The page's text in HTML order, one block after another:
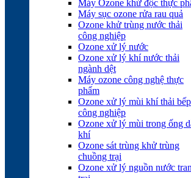
Máy Ozone khử độc thực
Máy sục ozone rửa rau quả
Ozone khử trùng nước thải
công nghiệp
Ozone xử lý nước
Ozone xử lý khí nước thải
ngành dệt
Máy ozone công nghệ thực
phẩm
Ozone xử lý mùi khí thải bếp
công nghiệp
Ozone xử lý mùi trong ống
khí
Ozone sát trùng khử trùng
chuồng trại
Ozone xử lý nguồn nước